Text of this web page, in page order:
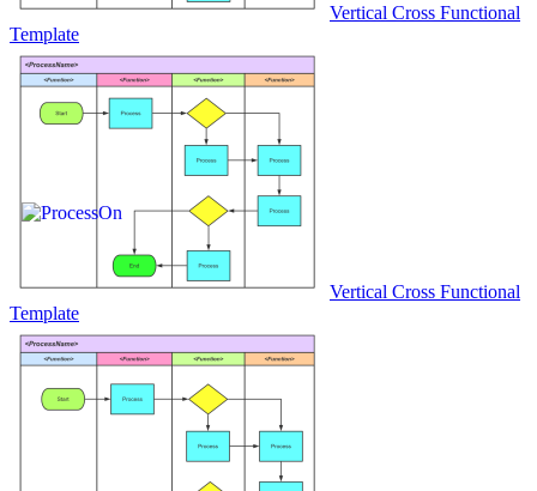
Vertical Cross Functional
Template
Vertical Cross Functional
Template